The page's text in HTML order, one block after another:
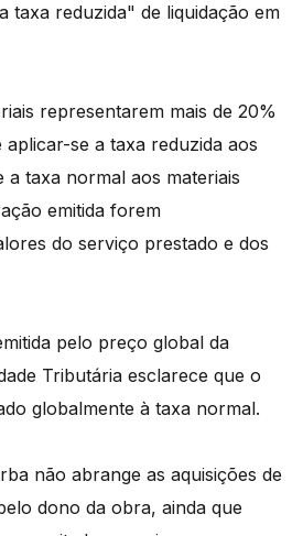
taxa reduzida" de liquidação em
representarem mais de 20%
se a taxa reduzida aos
a taxa normal aos materiais
emitida forem
do serviço prestado e dos
pelo preço global da
Tributária esclarece que o
globalmente à taxa normal.
não abrange as aquisições de
dono da obra, ainda que